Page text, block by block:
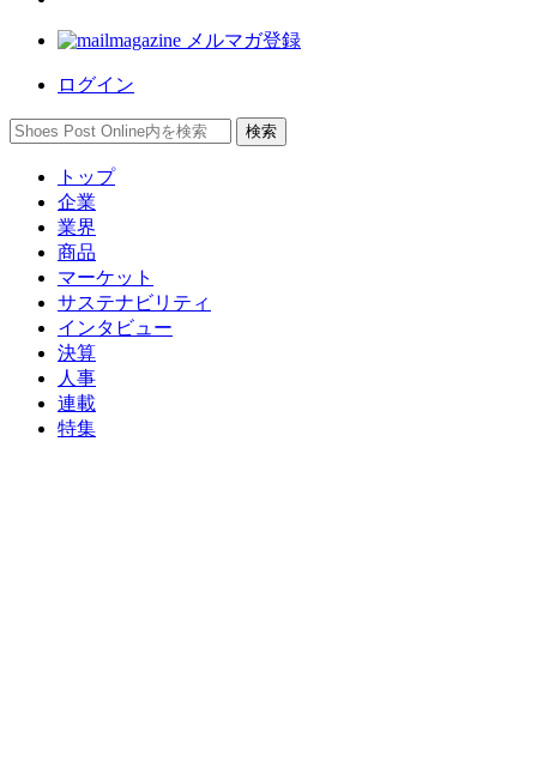
メルマガ登録
ログイン
トップ
企業
業界
商品
マーケット
サステナビリティ
インタビュー
決算
人事
連載
特集